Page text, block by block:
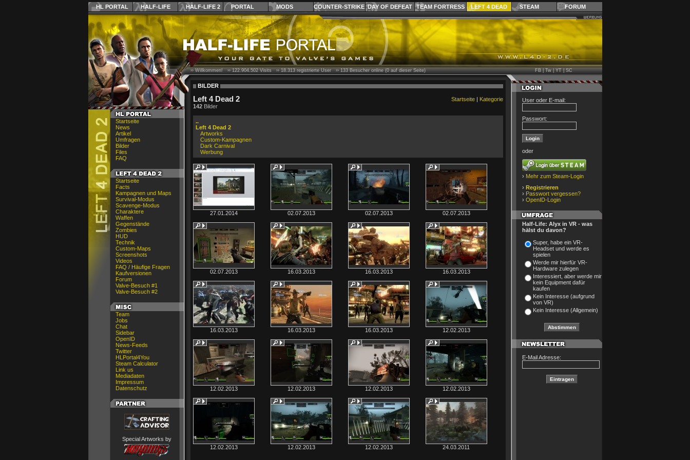
HL PORTAL HALF-LIFE HALF-LIFE 2 PORTAL MODS COUNTER-STRIKE DAY OF DEFEAT TEAM FORTRESS LEFT 4 DEAD STEAM FORUM
Startseite
News
Artikel
Umfragen
Bilder
Files
FAQ
Startseite
Facts
Kampagnen und Maps
Survival-Modus
Scavenge-Modus
Charaktere
Waffen
Gegenstände
Zombies
HUD
Technik
Custom-Maps
Screenshots
Videos
FAQ / Häufige Fragen
Kaufversionen
Forum
Valve-Besuch #1
Valve-Besuch #2
Team
Jobs
Chat
Sidebar
OpenID
News-Feeds
Twitter
HLPortal4You
Steam Calculator
Link us
Mediadaten
Impressum
Datenschutz
Special Artworks by
›› Willkommen! ››122.904.502Visits ››18.313registrierte User ››133Besucher online (0 auf dieser Seite)
BILDER
Left 4 Dead 2 Startseite| Kategorie
142Bilder
..
Left 4 Dead 2
Artworks
Custom-Kampagnen
Dark Carnival
Werbung
27.01.2014 02.07.2013 02.07.2013 02.07.2013
02.07.2013 16.03.2013 16.03.2013 16.03.2013
16.03.2013 16.03.2013 16.03.2013 12.02.2013
12.02.2013 12.02.2013 12.02.2013 12.02.2013
12.02.2013 12.02.2013 12.02.2013 24.03.2011
FB|Tw|YT|SC
User oder E-mail:
Passwort:
oder
› Mehr zum Steam-Login
› Registrieren
› Passwort vergessen?
› OpenID-Login
Half-Life: Alyx in VR - was
hälst du davon?
Super, habe ein VR-
Headset und werde es
spielen
Werde mir hierfür VR-
Hardware zulegen
Interessiert, aber werde mir
kein Equipment dafür
kaufen
Kein Interesse (aufgrund
von VR)
Kein Interesse (Allgemein)
E-Mail Adresse: